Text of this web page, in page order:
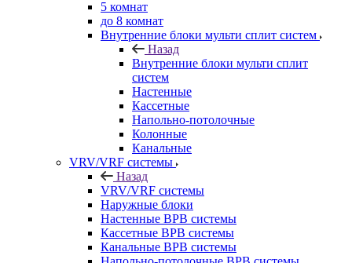
5 комнат
до 8 комнат
Внутренние блоки мульти сплит систем
Назад
Внутренние блоки мульти сплит
систем
Настенные
Кассетные
Напольно-потолочные
Колонные
Канальные
VRV/VRF системы
Назад
VRV/VRF системы
Наружные блоки
Настенные ВРВ системы
Кассетные ВРВ системы
Канальные ВРВ системы